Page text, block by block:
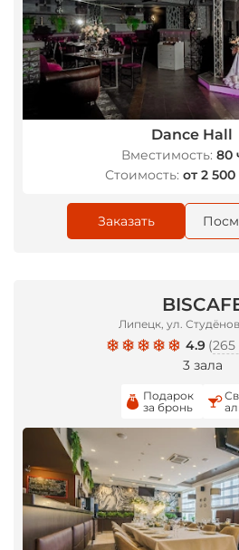
Dance Hall
Вместимость: 80
Стоимость: от 2
Заказать
Липецк, ул.
4.9 (265
3 зала
Подарок
за бронь